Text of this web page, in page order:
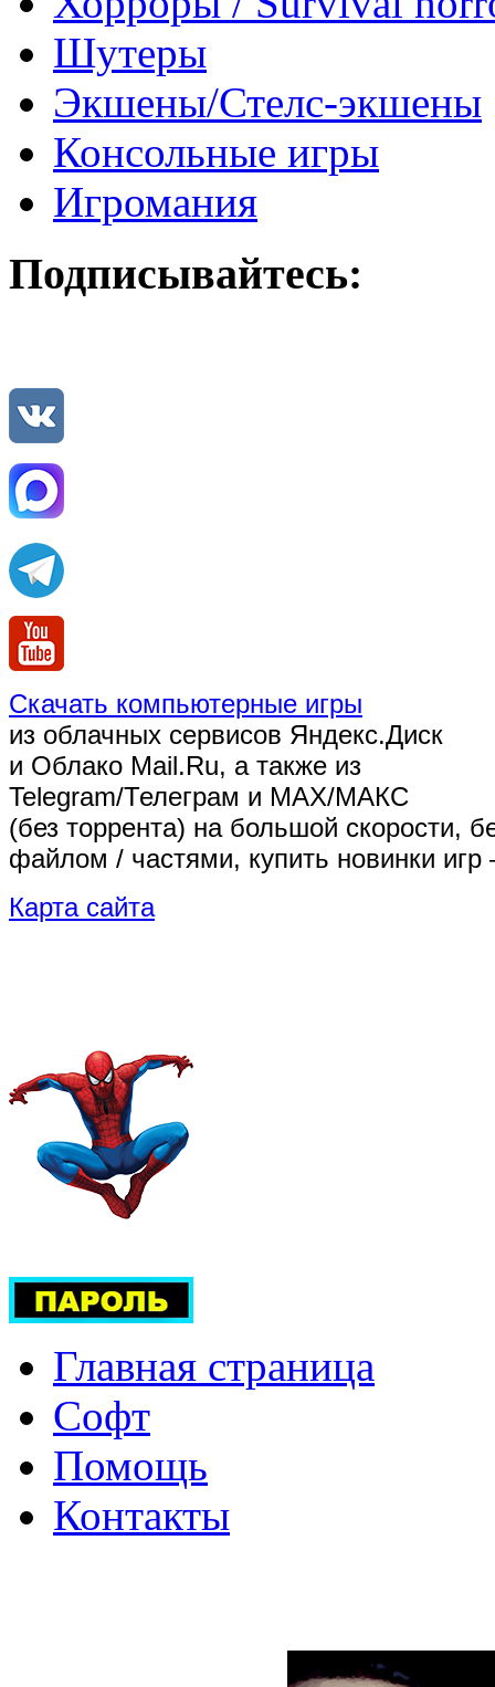
Шутеры
Экшены/Стелс-экшены
Консольные игры
Игромания
Подписывайтесь:
Скачать компьютерные игры
из облачных сервисов Яндекс.Диск
и Облако Mail.Ru, а также из
Telegram/Телеграм и MAX/МАКС
(без торрента) на большой скорости,
файлом / частями, купить новинки
Карта сайта
Главная страница
Софт
Помощь
Контакты